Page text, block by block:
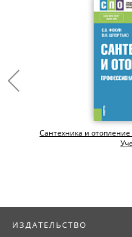
Сантехника и
ИЗДАТЕЛЬСТВО